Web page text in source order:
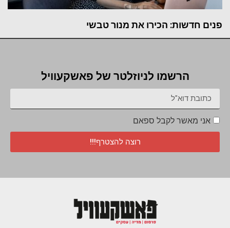
פנים חדשות: הכירו את מנור טבשי
הרשמו לניוזלטר של פאשקעוויל
אני מאשר לקבל ספאם
רוצה להצטרף!!!